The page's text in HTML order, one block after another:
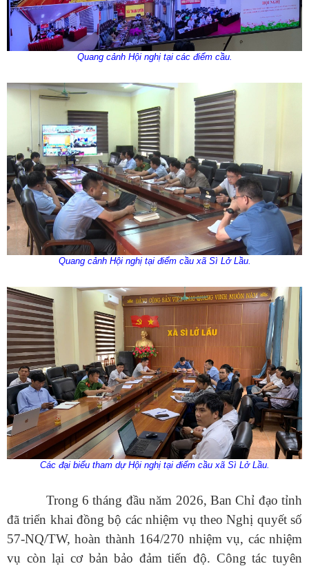
Quang cảnh Hội nghị tại các điểm cầu.
Quang cảnh Hội nghị tại điểm cầu xã Sì Lở Lầu.
Các đại biểu tham dự Hội nghị tại điểm cầu xã Sì Lở Lầu.
Trong 6 tháng đầu năm 2026, Ban Chỉ đạo tỉnh
đã triển khai đồng bộ các nhiệm vụ theo Nghị quyết số
57-NQ/TW, hoàn thành 164/270 nhiệm vụ, các nhiệm
vụ còn lại cơ bản bảo đảm tiến độ. Công tác tuyên